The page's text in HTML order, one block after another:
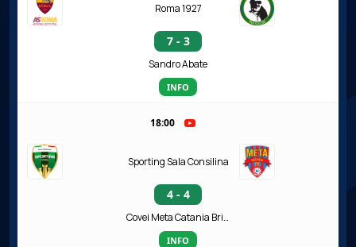
Roma 1927
7 - 3
Sandro Abate
INFO
18:00
Sporting Sala Consilina
4 - 4
Covei Meta Catania Bricocity
INFO